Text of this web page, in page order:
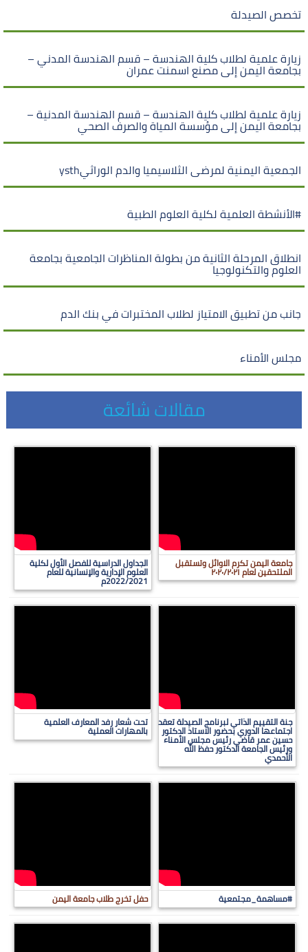
تخصص الصيدلة
زيارة علمية لطلاب كلية الهندسة – قسم الهندسة المدني –
بجامعة اليمن إلى مصنع اسمنت عمران
زيارة علمية لطلاب كلية الهندسة – قسم الهندسة المدنية –
بجامعة اليمن إلى مؤسسة المياة والصرف الصحي
الجمعية اليمنية لمرضى الثلاسيميا والدم الوراثيysth
#الأنشطة العلمية لكلية العلوم الطبية
انطلاق المرحلة الثانية من بطولة المناظرات الجامعية بجامعة
العلوم والتكنولوجيا
جانب من تطبيق الامتياز لطلاب المختبرات في بنك الدم
مجلس الأمناء
مقالات شائعة
جامعة اليمن تكرم الاوائل وتستقبل
الملتحقين لعام ٢٠٢٠/٢٠٢١
الجداول الدراسية للفصل الأول لكلية
العلوم الإدارية والإنسانية للعام
2022/2021م
جنة التقييم الذاتي لبرنامج الصيدلة تعقد
اجتماعها الدوري بحضور الاستاذ الدكتور
حسين عمر قاضي رئيس مجلس الأمناء
ورئيس الجامعة الدكتور حفظ الله
الأحمدي
تحت شعار رفد المعارف العلمية
بالمهارات العملية
#مساهمة_مجتمعية حفل تخرج طلاب جامعة اليمن